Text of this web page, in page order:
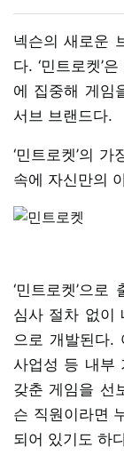
넥슨의 새로운
다. ‘민트로켓’
에 집중해 게임
서브 브랜드다.
‘민트로켓’의
속에 자신만의
‘민트로켓’으
심사 절차 없이
으로 개발된다.
사업성 등 내부
갖춘 게임을 선
슨 직원이라면
되어 있기도 하